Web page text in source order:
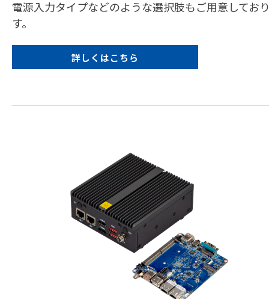
電源入力タイプなどのような選択肢もご用意してお
す。
詳しくはこちら